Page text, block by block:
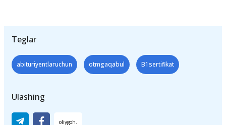
Teglar
abituriyentlaruchun otmgaqabul B1sertifikat
Ulashing